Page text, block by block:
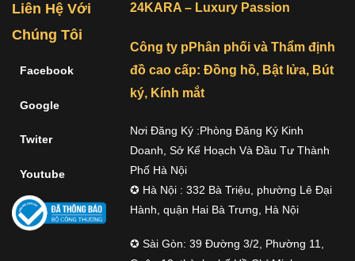
Liên Hệ Với
Chúng Tôi
Facebook
Google
Twiter
Youtube
24KARA – Luxury Passion
Công ty pPhân phối và Thẩm định
đồ cao cấp: Đồng hồ, Bật lửa, Bút
ký, Kính mắt
Nơi Đăng Ký :Phòng Đăng Ký Kinh
Doanh, Sở Kế Hoạch Và Đầu Tư Thành
Phố Hà Nội
✪ Hà Nội : 332 Bà Triệu, phường Lê Đại
Hành, quận Hai Bà Trưng, Hà Nội
✪ Sài Gòn: 39 Đường 3/2, Phường 11,